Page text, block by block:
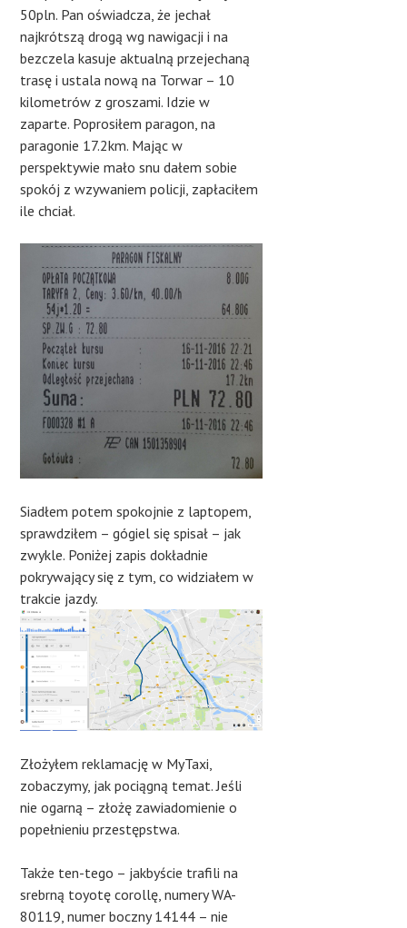
50pln. Pan oświadcza, że jechał
najkrótszą drogą wg nawigacji i na
bezczela kasuje aktualną przejechaną
trasę i ustala nową na Torwar – 10
kilometrów z groszami. Idzie w
zaparte. Poprosiłem paragon, na
paragonie 17.2km. Mając w
perspektywie mało snu dałem sobie
spokój z wzywaniem policji, zapłaciłem
ile chciał.
Siadłem potem spokojnie z laptopem,
sprawdziłem – gógiel się spisał – jak
zwykle. Poniżej zapis dokładnie
pokrywający się z tym, co widziałem w
trakcie jazdy.
Złożyłem reklamację w MyTaxi,
zobaczymy, jak pociągną temat. Jeśli
nie ogarną – złożę zawiadomienie o
popełnieniu przestępstwa.
Także ten-tego – jakbyście trafili na
srebrną toyotę corollę, numery WA-
80119, numer boczny 14144 – nie